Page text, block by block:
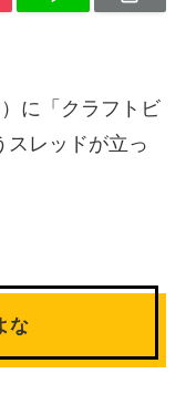
に「クラフトビ
スレッドが立っ
な